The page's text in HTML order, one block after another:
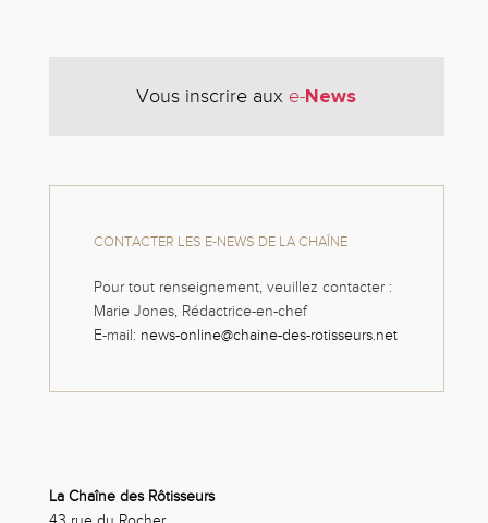
Vous inscrire aux e-News
CONTACTER LES E-NEWS DE LA CHAÎNE
Pour tout renseignement, veuillez contacter :
Marie Jones, Rédactrice-en-chef
E-mail: news-online@chaine-des-rotisseurs.net
La Chaîne des Rôtisseurs